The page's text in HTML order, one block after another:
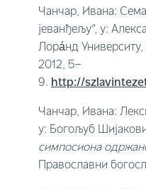
Чанчар, Ивана:
јеванђељу”, у:
Лорáнд
2012, 5–
9. http://
Чанчар, Ивана:
у: Богољуб
симпосиона
Православни